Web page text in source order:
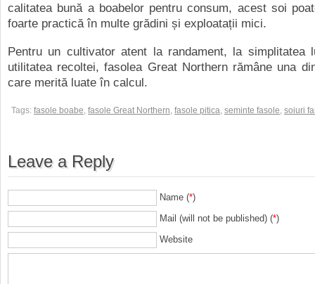
calitatea bună a boabelor pentru consum, acest soi
foarte practică în multe grădini și exploatații mici.
Pentru un cultivator atent la randament, la simplitatea
utilitatea recoltei, fasolea Great Northern rămâne una
care merită luate în calcul.
Tags: fasole boabe, fasole Great Northern, fasole pitica, seminte fasole, soiuri
Leave a Reply
Name (*)
Mail (will not be published) (*)
Website